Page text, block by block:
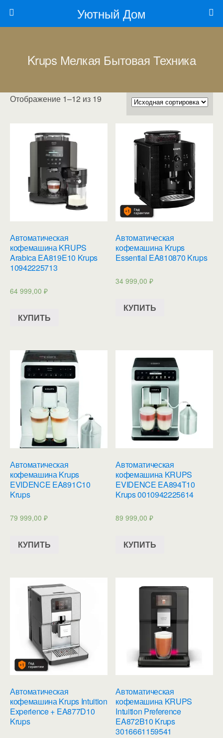
Уютный Дом
Krups Мелкая Бытовая Техника
Отображение 1–12 из 19
Автоматическая
кофемашина KRUPS
Arabica EA819E10 Krups
10942225713
64 999,00 ₽
КУПИТЬ
Автоматическая
кофемашина Krups
Essential EA810870 Krups
34 999,00₽
КУПИТЬ
Автоматическая
кофемашина Krups
EVIDENCE EA891C10
Krups
79 999,00 ₽
КУПИТЬ
Автоматическая
кофемашина KRUPS
EVIDENCE EA894T10
Krups 0010942225614
89 999,00₽
КУПИТЬ
Автоматическая
кофемашина Krups Intuition
Experience + EA877D10
Krups
Автоматическая
кофемашина KRUPS
Intuition Preference
EA872B10 Krups
3016661159541